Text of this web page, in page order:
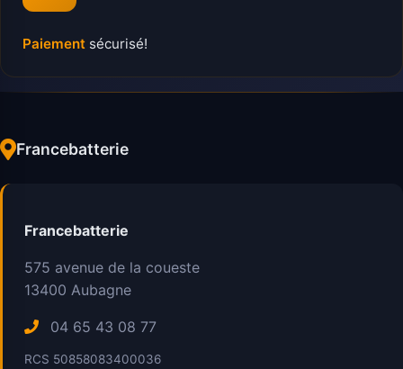
Paiement sécurisé!
Francebatterie
Francebatterie
575 avenue de la coueste
13400 Aubagne
04 65 43 08 77
RCS 50858083400036